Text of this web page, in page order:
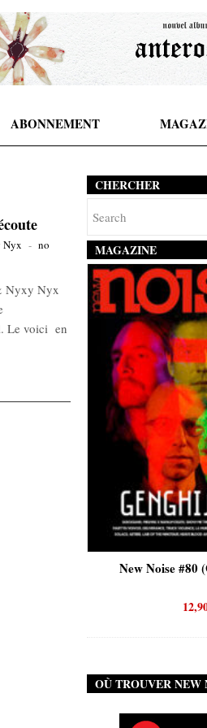
ABONNEMENT
Nyx - no
Nyxy Nyx
Le voici en
CHERCHER
MAGAZINE
New Noise #80
OÙ TROUVER NEW